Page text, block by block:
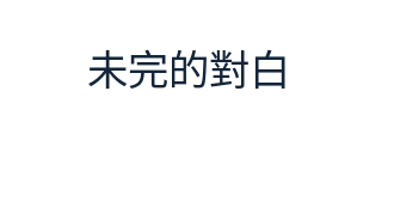
未完的對白